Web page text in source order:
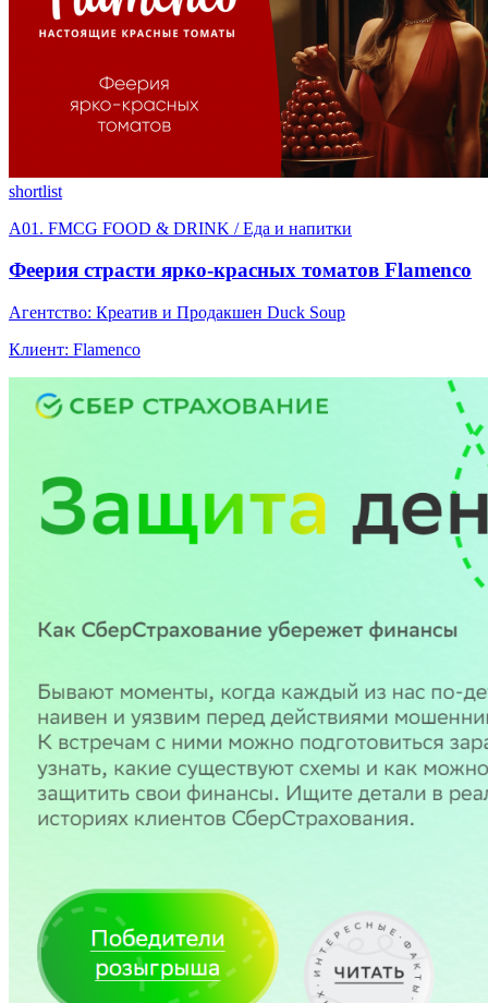
shortlist
A01. FMCG FOOD & DRINK / Еда и напитки
Феерия страсти ярко-красных томатов Flamenco
Агентство: Креатив и Продакшен Duck Soup
Клиент: Flamenco